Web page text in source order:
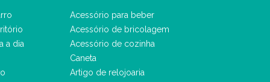
a dia
Acessório para beber
Acessório de bricolagem
Acessório de cozinha
Caneta
Artigo de relojoaria